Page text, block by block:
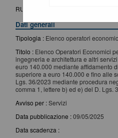
RUP :
Dati generali
Tipologia : Elenco operatori
Titolo : Elenco Operatori Economici
ingegneria e architettura e altri
euro 140.000 mediante affidamento
superiore a euro 140.000 e fino alle
Lgs. 36/2023 mediante procedura
comma 1, lettere b) ed e) del D. Lgs.
Avviso per :Servizi
Data pubblicazione :09/05/2025
Data scadenza :